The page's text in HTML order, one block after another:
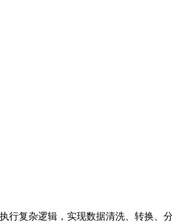
行复杂逻辑，实现数据清洗、转换